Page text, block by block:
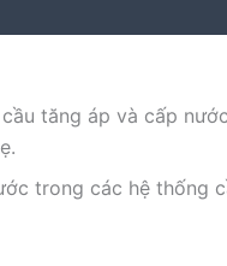
tăng áp và cấp
trong các hệ thống